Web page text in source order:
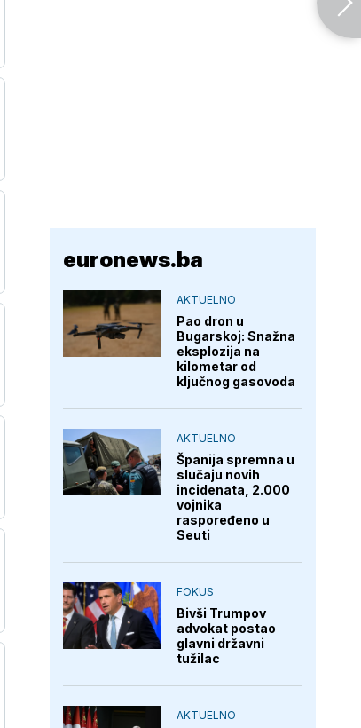
euronews.ba
AKTUELNO
Pao dron u
Bugarskoj: Snažna
eksplozija na
kilometar od
ključnog gasovoda
AKTUELNO
Španija spremna u
slučaju novih
incidenata, 2.000
vojnika
raspoređeno u
Seuti
FOKUS
Bivši Trumpov
advokat postao
glavni državni
tužilac
AKTUELNO